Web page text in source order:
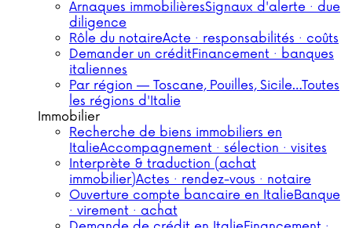
Arnaques immobilièresSignaux d'alerte · due
diligence
Rôle du notaireActe · responsabilités · coûts
Demander un créditFinancement · banques
italiennes
Par région — Toscane, Pouilles, Sicile…Toutes
les régions d'Italie
Immobilier
Recherche de biens immobiliers en
ItalieAccompagnement · sélection · visites
Interprète & traduction (achat
immobilier)Actes · rendez-vous · notaire
Ouverture compte bancaire en ItalieBanque
· virement · achat